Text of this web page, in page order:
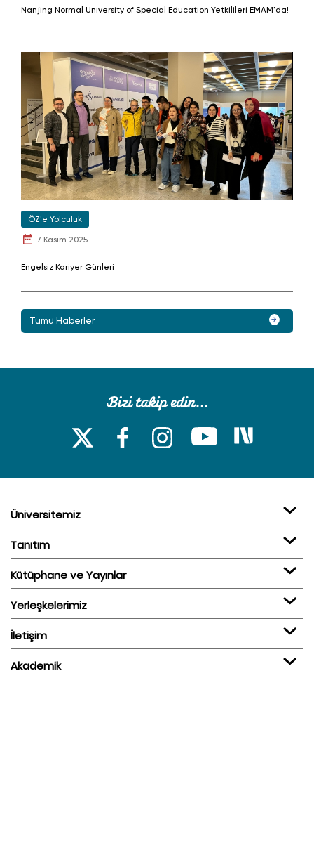
Nanjing Normal Unıversity of Special Education Yetkilileri EMAM'da!
ÖZ'e Yolculuk
7 Kasım 2025
Engelsiz Kariyer Günleri
Tümü Haberler
Üniversitemiz
Tanıtım
Kütüphane ve Yayınlar
Yerleşkelerimiz
İletişim
Akademik